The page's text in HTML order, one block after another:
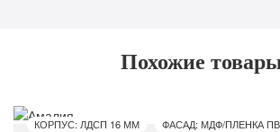
Похожие
КОРПУС: ЛДСП 16 ММ ФАСАД: МДФ/ПЛЕНКА